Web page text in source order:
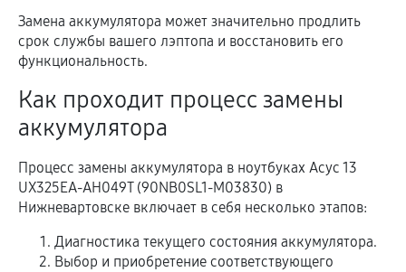
Замена аккумулятора может значительно продлить
срок службы вашего лэптопа и восстановить его
функциональность.
Как проходит процесс замены
аккумулятора
Процесс замены аккумулятора в ноутбуках Асус 13
UX325EA-AH049T (90NB0SL1-M03830) в
Нижневартовске включает в себя несколько этапов:
Диагностика текущего состояния аккумулятора.
Выбор и приобретение соответствующего